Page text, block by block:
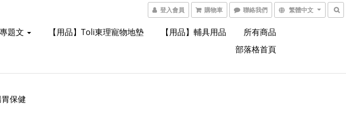
登入會員 購物車 聯絡我們 繁體中文
專題文 【用品】Toli東理寵物地墊 【用品】輔具用品
所有商品
部落格首頁
保健